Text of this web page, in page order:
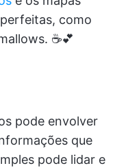
como
☕️💕
pode envolver
que
pode lidar e